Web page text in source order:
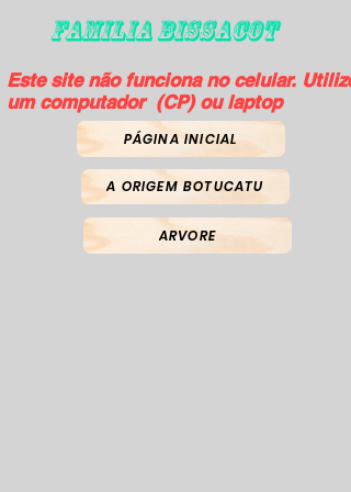
FAMILIA BISSACOT
Este site não funciona no celular. Utilize
um computador (CP) ou laptop
PÁGINA INICIAL
A ORIGEM BOTUCATU
ARVORE